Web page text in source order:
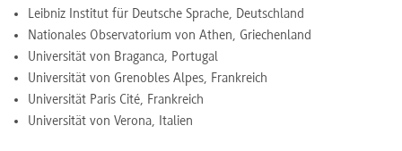
Leibniz Institut für Deutsche Sprache, Deutschland
Nationales Observatorium von Athen, Griechenland
Universität von Braganca, Portugal
Universität von Grenobles Alpes, Frankreich
Universität Paris Cité, Frankreich
Universität von Verona, Italien